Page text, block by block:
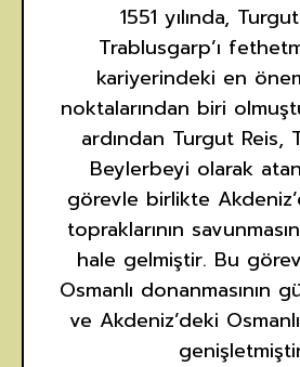
1551 yılında,
Trablusgarp’ı
kariyerindeki en
noktalarından biri
ardından Turgut Reis,
Beylerbeyi olarak
görevle birlikte
topraklarının
hale gelmiştir. Bu
Osmanlı donanmasının
ve Akdeniz’deki